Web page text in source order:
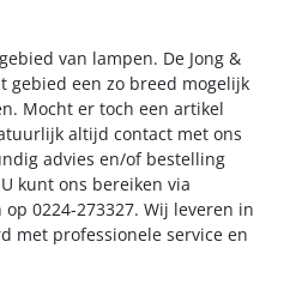
van lampen. De Jong &
gebied een zo breed mogelijk
Mocht er toch een artikel
altijd contact met ons
advies en/of bestelling
kunt ons bereiken via
0224-273327. Wij leveren in
met professionele service en